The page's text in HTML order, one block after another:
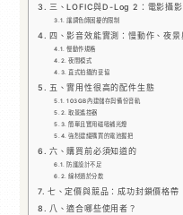
三、LOFIC與D-Log 2：電影攝
讓調色師困擾的限制
四、影音效能實測：慢動作、夜景
慢動作規格
夜間模式
直式拍攝的妥協
五、實用性很高的配件生態
103GB內建儲存與備份音軌
取景遙控器
簡單且實用磁吸補光燈
強烈建議購買的電池握把
六、購買前必須知道的
防護設計不足
線材過於分散
七、定價與競品：成功封鎖價格帶
八、適合哪些使用者？